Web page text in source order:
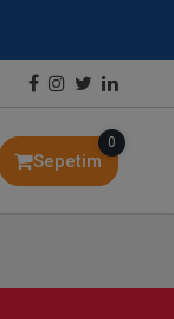
Sepetim
0